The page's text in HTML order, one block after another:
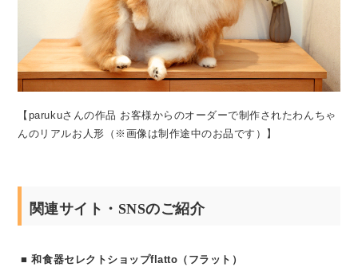
【parukuさんの作品 お客様からのオーダーで制作されたわんちゃ
んのリアルお人形（※画像は制作途中のお品です）】
関連サイト・SNSのご紹介
和食器セレクトショップflatto（フラット）